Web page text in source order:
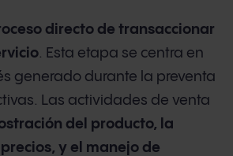
directo de transaccionar
. Esta etapa se centra en
generado durante la preventa
Las actividades de venta
del producto, la
y el manejo de